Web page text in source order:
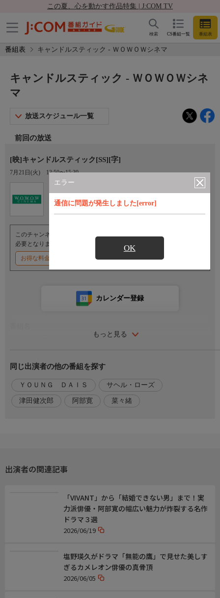
この夏、心を動かす作品特集 | J:COM TV
CS番組一覧 番組表
検索
番組表 キャンドルスティック - ＷＯＷＯＷシネマ
エラー
通信に問題が発生しました[error]
OK
キャンドルスティック - ＷＯＷＯＷシネ
マ
放送スケジュール一覧
前回の放送
[映]キャンドルスティック[SS][字]
7月21日(火) 13:50〜15:30
このチャンネルのご視聴には、オプションチャンネル(有料)のご契約が
必要となります。
お得な料金割引キャンペーン実施中
もっと見る
カレンダー登録
懲役を終えた天才ハッカーの野原は、自分と同じく数字に色がつ
いて見える“共感覚”を持つ女性・杏子と出会って恋に落ちる。そ
して台湾の野心的企業家リンネはＦＸ市場を利用してひともうけ
するため、野原とそのかつての仲間たちに声を掛ける。それは日
(2025年 日本/台湾)
【出演】阿部寛、菜々緒、サヘル・ローズ、津田健次郎、
YOUNG DAIS、リン・ボーホン、アリッサ・チア
【次回放送】8/2(日) 18:15 プライム
8/20(木) 15:10 シネマ
同じ出演者の他の番組を探す
ＹＯＵＮＧ ＤＡＩＳ サヘル・ローズ
津田健次郎 阿部寛 菜々緒
出演者の関連記事
「VIVANT」から「結婚できない男」まで！実
力派俳優・阿部寛の幅広い魅力が炸裂する名作
ドラマ３選
2026/06/19
塩野瑛久がドラマ「無能の鷹」で見せた美しす
ぎるカメレオン俳優の真骨頂
2026/06/05